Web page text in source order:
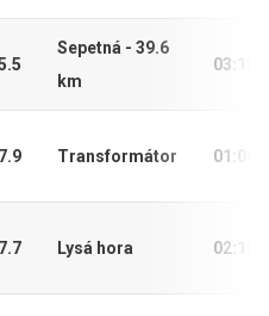
Sepetná - 39.6
km
Transformátor
Lysá hora